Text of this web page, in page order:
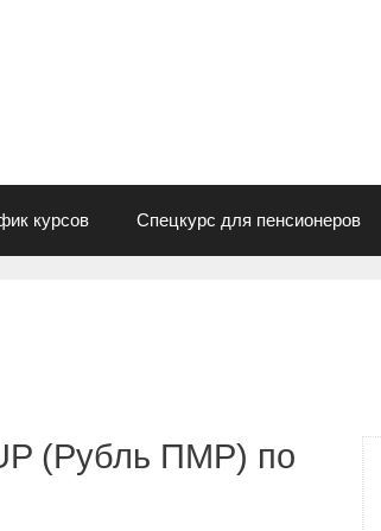
курсов Спецкурс для пенсионеров
(Рубль ПМР) по